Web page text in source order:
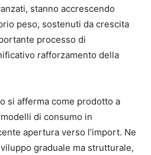
stanno accrescendo
peso, sostenuti da crescita
processo di
rafforzamento della
si afferma come prodotto a
di consumo in
apertura verso l’import. Ne
graduale ma strutturale,